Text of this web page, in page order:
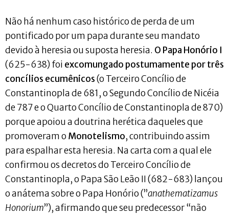
Não há nenhum caso histórico de perda de um
pontificado por um papa durante seu mandato
devido à heresia ou suposta heresia. O Papa Honório I
(625-638) foi excomungado postumamente por três
concílios ecumênicos(o Terceiro Concílio de
Constantinopla de 681, o Segundo Concílio de Nicéia
de 787 e o Quarto Concílio de Constantinopla de 870)
porque apoiou a doutrina herética daqueles que
promoveram o Monotelismo, contribuindo assim
para espalhar esta heresia. Na carta com a qual ele
confirmou os decretos do Terceiro Concílio de
Constantinopla, o Papa São Leão II (682-683) lançou
o anátema sobre o Papa Honório (”anathematizamus
Honorium”), afirmando que seu predecessor “não